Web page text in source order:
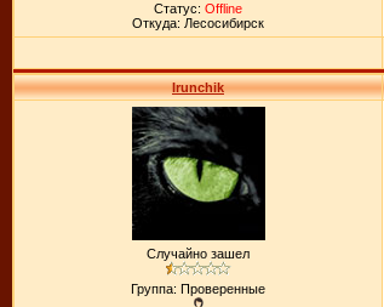
Статус: Offline
Откуда: Лесосибирск
Irunchik
Случайно зашел
Группа: Проверенные